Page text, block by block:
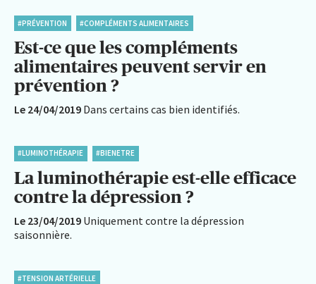
#PRÉVENTION #COMPLÉMENTS ALIMENTAIRES
Est-ce que les compléments
alimentaires peuvent servir en
prévention ?
Le 24/04/2019 Dans certains cas bien identifiés.
#LUMINOTHÉRAPIE #BIENETRE
La luminothérapie est-elle efficace
contre la dépression ?
Le 23/04/2019 Uniquement contre la dépression
saisonnière.
#TENSION ARTÉRIELLE